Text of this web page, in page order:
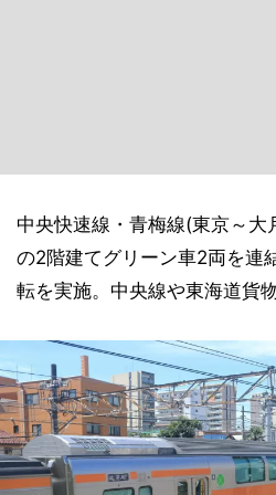
中央快速線・青梅線(東京～大
の2階建てグリーン車2両を連
転を実施。中央線や東海道貨